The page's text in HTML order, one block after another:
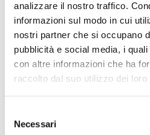
analizzare il nostro traffico.
informazioni sul modo in cui
nostri partner che si occupano
pubblicità e social media, i
con altre informazioni che ha
raccolto dal suo utilizzo dei loro
delNecessari
AIR FLOW REGULATOR